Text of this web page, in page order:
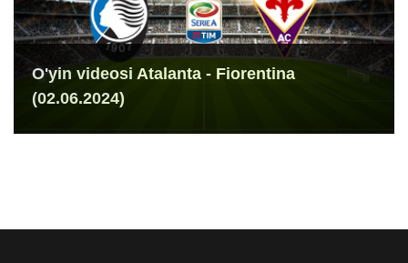
O'yin videosi Atalanta - Fiorentina
(02.06.2024)